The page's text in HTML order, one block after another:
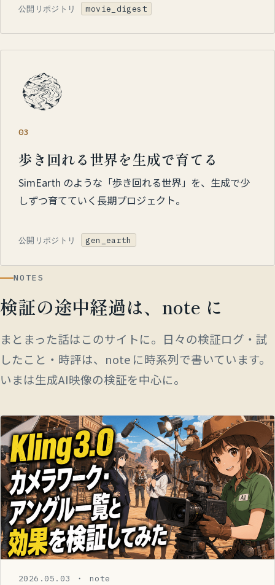
公開リポジトリ movie_digest
03
歩き回れる世界を生成で育てる
SimEarth のような「歩き回れる世界」を、生成で少
しずつ育てていく長期プロジェクト。
公開リポジトリ gen_earth
NOTES
検証の途中経過は、note に
まとまった話はこのサイトに。日々の検証ログ・試
したこと・時評は、note に時系列で書いています。
いまは生成AI映像の検証を中心に。
2026.05.03 ・ note